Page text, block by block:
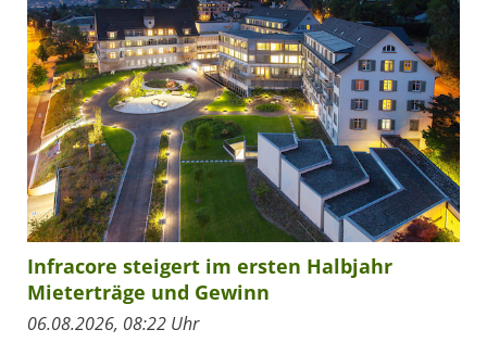
Infracore steigert im ersten Halbjahr
Mieterträge und Gewinn
06.08.2026, 08:22 Uhr